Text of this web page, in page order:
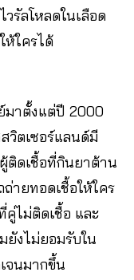
วรัลโหลดในเลือด
ห้ใครได้
มาตั้งแต่ปี 2000
วิตเซอร์แลนด์มี
ติดเชื้อที่กินยาต้าน
ายทอดเชื้อให้ใคร
ไม่ติดเชื้อ และ
ยังไม่ยอมรับใน
จนมากขึ้น